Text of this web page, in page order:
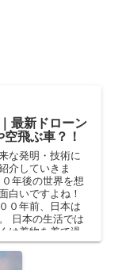
最新ドローン
空飛ぶ車？！
な発明・技術に
介していきま
年後の世界を想
白いですよね！
０年前、日本は
日本の生活では
は着物を着て過
ました。洗濯
・テ...